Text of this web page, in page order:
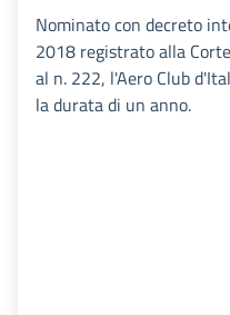
Nominato con decreto
2018 registrato alla
al n. 222, l'Aero Club
la durata di un anno.